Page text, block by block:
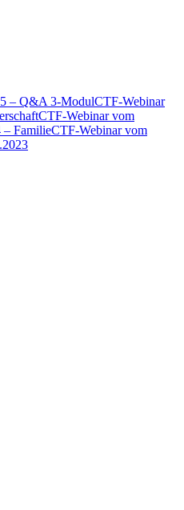
– Q&A 3-ModulCTF-Webinar
CTF-Webinar vom
– FamilieCTF-Webinar vom